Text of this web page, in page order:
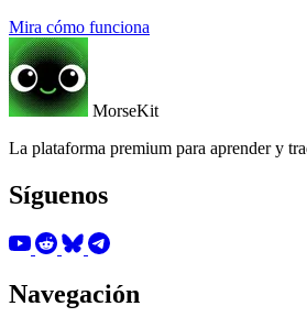
Mira cómo funciona
MorseKit
La plataforma premium para aprender y
Síguenos
Navegación